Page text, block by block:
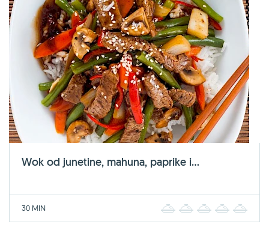
Wok od junetine, mahuna, paprike i...
30 MIN 2 3 4